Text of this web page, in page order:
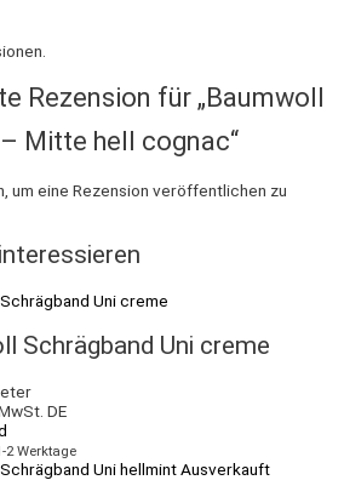
Rezension für „Baumwoll
Mitte hell cognac“
um eine Rezension veröffentlichen zu
Schrägband Uni creme
DE
2 Werktage
Ausverkauft